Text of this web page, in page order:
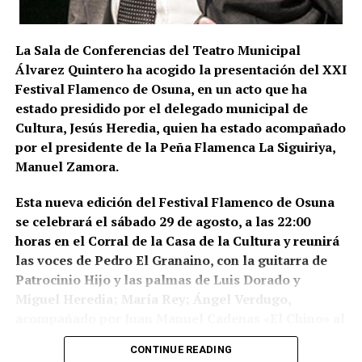
territorial. La fase operativa se desarrolló el pasado
registros en sociedades mercantiles situadas en La
Puebla de Cazalla, Valencia, Badajoz y Córdoba,
además del registro de un domicilio particular en La
Puebla de Cazalla. La información oficial no precisa,
al menos por ahora, cuántas de las nueve empresas
registradas se encontraban concretamente en el
municipio sevillano, por lo que no sería correcto
La operación se desarrolló bajo la dirección de la
Sección Civil y de Instrucción del Tribunal de
Instancia de Morón de la Frontera, plaza número 2,
órgano judicial competente en la investigación. La
existencia y actual denominación de este Tribunal
Ministerio de Justicia.
La Sala de Conferencias del Teatro Municipal
Álvarez Quintero ha acogido la presentación del XXI
Festival Flamenco de Osuna, en un acto que ha
estado presidido por el delegado municipal de
Cultura, Jesús Heredia, quien ha estado acompañado
por el presidente de la Peña Flamenca La Siguiriya,
Manuel Zamora.
Esta nueva edición del Festival Flamenco de Osuna
se celebrará el sábado 29 de agosto, a las 22:00
horas en el Corral de la Casa de la Cultura y reunirá
las voces de Pedro El Granaino, con la guitarra de
Patrocinio Hijo y las palmas de Luis Dorado y
Miguel Heredia; María Rey; Ángel Verdugo,
toque y María José e Isabel León a las palmas y
Montse Cortés acompañada por la guitarra de
CONTINUE READING